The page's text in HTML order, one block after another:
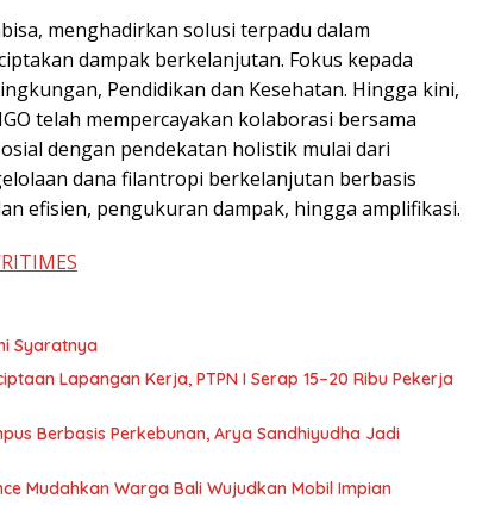
menghadirkan solusi terpadu dalam
dampak berkelanjutan. Fokus kepada
Pendidikan dan Kesehatan. Hingga kini,
telah mempercayakan kolaborasi bersama
dengan pendekatan holistik mulai dari
dana filantropi berkelanjutan berbasis
efisien, pengukuran dampak, hingga amplifikasi.
Syaratnya
Lapangan Kerja, PTPN I Serap 15–20 Ribu Pekerja
Berbasis Perkebunan, Arya Sandhiyudha Jadi
Mudahkan Warga Bali Wujudkan Mobil Impian